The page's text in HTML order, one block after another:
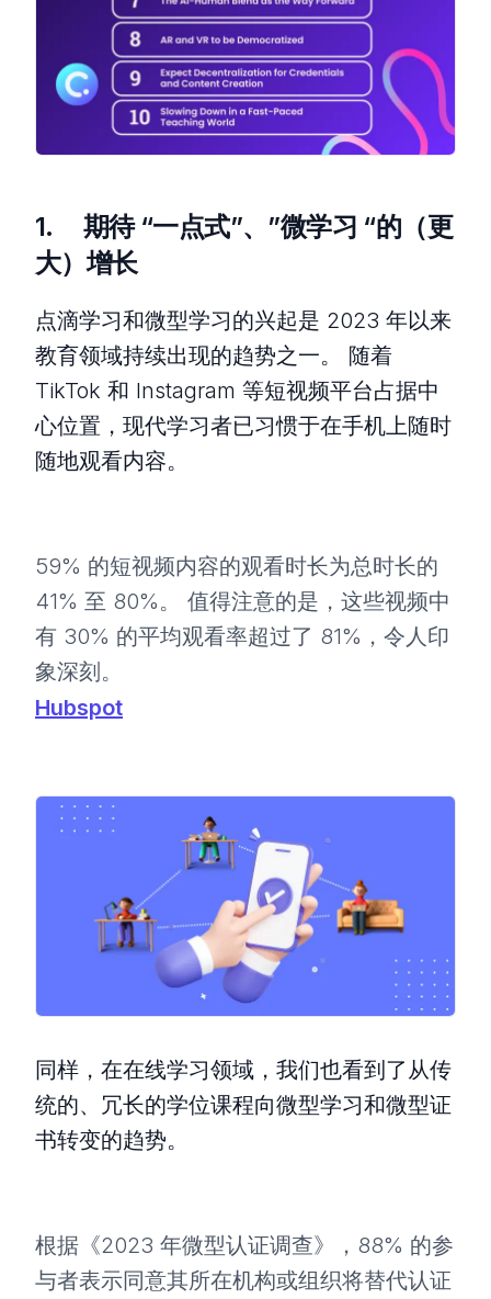
1. 期待 “一点式”、”微学习 “的（更
大）增长
点滴学习和微型学习的兴起是 2023 年以来
教育领域持续出现的趋势之一。 随着
TikTok 和 Instagram 等短视频平台占据中
心位置，现代学习者已习惯于在手机上随时
随地观看内容。
59% 的短视频内容的观看时长为总时长的
41% 至 80%。 值得注意的是，这些视频中
有 30% 的平均观看率超过了 81%，令人印
象深刻。
Hubspot
同样，在在线学习领域，我们也看到了从传
统的、冗长的学位课程向微型学习和微型证
书转变的趋势。
根据《2023 年微型认证调查》，88% 的参
与者表示同意其所在机构或组织将替代认证